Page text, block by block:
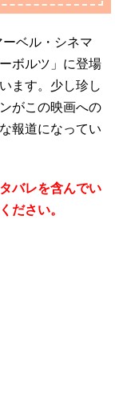
ベル・シネマ
ボルツ」に登場
ます。少し珍し
がこの映画への
報道になってい
バレを含んでい
ださい。